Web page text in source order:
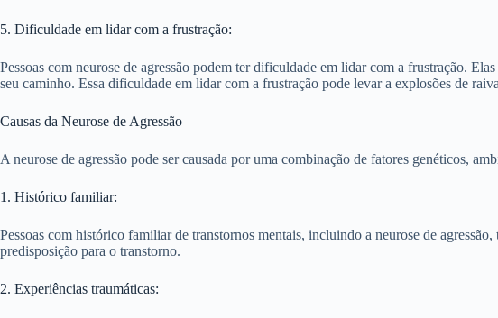
5. Dificuldade em lidar com a frustração:
Pessoas com neurose de agressão podem ter dificuldade em lidar com a frustração.
seu caminho. Essa dificuldade em lidar com a frustração pode levar a explosões de
Causas da Neurose de Agressão
A neurose de agressão pode ser causada por uma combinação de fatores genéticos,
1. Histórico familiar:
Pessoas com histórico familiar de transtornos mentais, incluindo a neurose de
predisposição para o transtorno.
2. Experiências traumáticas: